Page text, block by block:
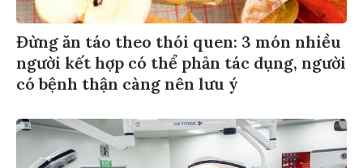
Đừng ăn táo theo thói quen: 3 món nhiều
người kết hợp có thể phản tác dụng, người
có bệnh thận càng nên lưu ý